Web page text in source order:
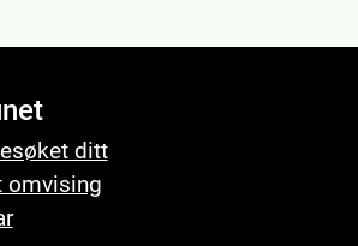
ditt
omvising